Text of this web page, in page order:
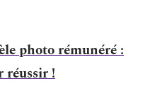
photo rémunéré :
réussir !